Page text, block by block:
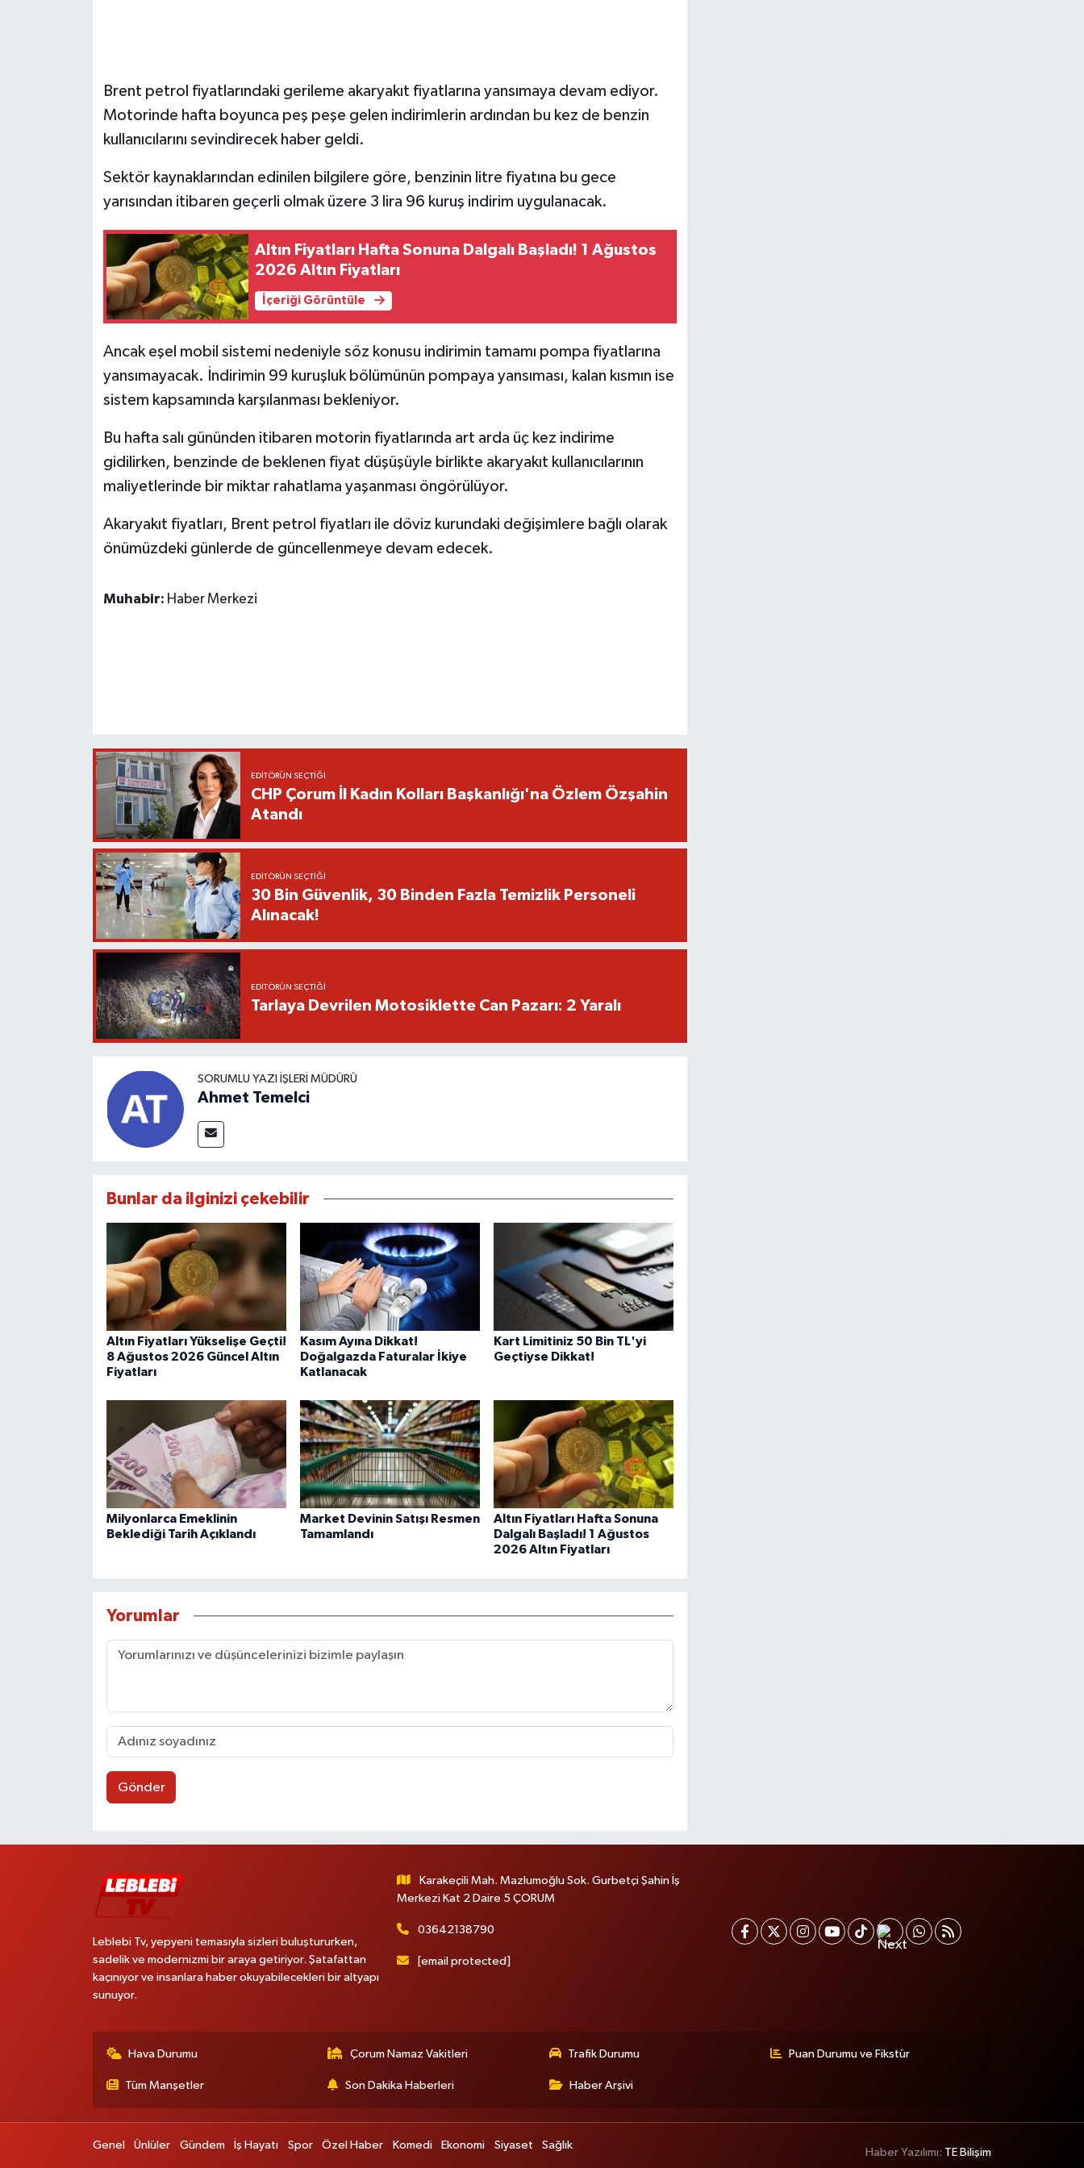
Brent petrol fiyatlarındaki gerileme akaryakıt fiyatlarına yansımaya devam ediyor.
Motorinde hafta boyunca peş peşe gelen indirimlerin ardından bu kez de benzin
kullanıcılarını sevindirecek haber geldi.
Sektör kaynaklarından edinilen bilgilere göre, benzinin litre fiyatına bu gece
yarısından itibaren geçerli olmak üzere 3 lira 96 kuruş indirim uygulanacak.
Altın Fiyatları Hafta Sonuna Dalgalı Başladı! 1 Ağustos
2026 Altın Fiyatları
İçeriği Görüntüle
Ancak eşel mobil sistemi nedeniyle söz konusu indirimin tamamı pompa fiyatlarına
yansımayacak. İndirimin 99 kuruşluk bölümünün pompaya yansıması, kalan kısmın ise
sistem kapsamında karşılanması bekleniyor.
Bu hafta salı gününden itibaren motorin fiyatlarında art arda üç kez indirime
gidilirken, benzinde de beklenen fiyat düşüşüyle birlikte akaryakıt kullanıcılarının
maliyetlerinde bir miktar rahatlama yaşanması öngörülüyor.
Akaryakıt fiyatları, Brent petrol fiyatları ile döviz kurundaki değişimlere bağlı olarak
önümüzdeki günlerde de güncellenmeye devam edecek.
Muhabir: Haber Merkezi
EDITÖRÜN SEÇTIĞI
CHP Çorum İl Kadın Kolları Başkanlığı'na Özlem Özşahin
Atandı
EDITÖRÜN SEÇTIĞI
30 Bin Güvenlik, 30 Binden Fazla Temizlik Personeli
Alınacak!
EDITÖRÜN SEÇTIĞI
Tarlaya Devrilen Motosiklette Can Pazarı: 2 Yaralı
SORUMLU YAZI İŞLERI MÜDÜRÜ
Ahmet Temelci
Bunlar da ilginizi çekebilir
Altın Fiyatları Yükselişe Geçti!
8 Ağustos 2026 Güncel Altın
Fiyatları
Kasım Ayına Dikkat!
Doğalgazda Faturalar İkiye
Katlanacak
Kart Limitiniz 50 Bin TL'yi
Geçtiyse Dikkat!
Milyonlarca Emeklinin
Beklediği Tarih Açıklandı
Market Devinin Satışı Resmen
Tamamlandı
Altın Fiyatları Hafta Sonuna
Dalgalı Başladı! 1 Ağustos
2026 Altın Fiyatları
Yorumlar
Gönder
Leblebi Tv, yepyeni temasıyla sizleri buluştururken,
sadelik ve modernizmi bir araya getiriyor. Şatafattan
kaçınıyor ve insanlara haber okuyabilecekleri bir altyapı
sunuyor.
Karakeçili Mah. Mazlumoğlu Sok. Gurbetçi Şahin İş
Merkezi Kat 2 Daire 5 ÇORUM
03642138790
[email protected]
Hava Durumu Çorum Namaz Vakitleri Trafik Durumu Puan Durumu ve Fikstür
Tüm Manşetler Son Dakika Haberleri Haber Arşivi
Genel Ünlüler Gündem İş Hayatı Spor Özel Haber Komedi Ekonomi Siyaset Sağlık
Haber Yazılımı: TE Bilişim